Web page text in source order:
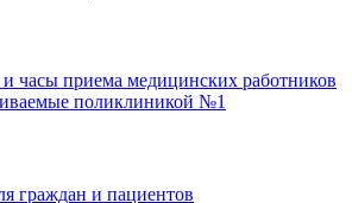
часы приема медицинских работников
поликлиникой №1
граждан и пациентов